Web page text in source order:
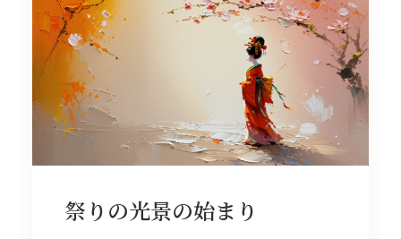
祭りの光景の始まり